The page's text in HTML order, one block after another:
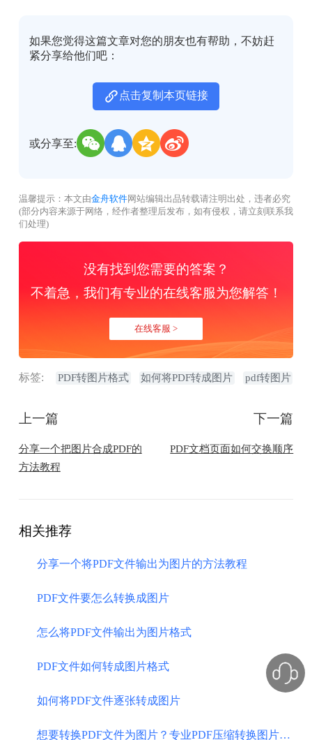
如果您觉得这篇文章对您的朋友也有帮助，不妨赶
紧分享给他们吧：
点击复制本页链接
或分享至:
温馨提示：本文由金舟软件网站编辑出品转载请注明出处，违者必究
(部分内容来源于网络，经作者整理后发布，如有侵权，请立刻联系我
们处理)
没有找到您需要的答案？
不着急，我们有专业的在线客服为您解答！
在线客服 >
标签: PDF转图片格式 如何将PDF转成图片 pdf转图片
上一篇
分享一个把图片合成PDF的
方法教程
下一篇
PDF文档页面如何交换顺序
相关推荐
分享一个将PDF文件输出为图片的方法教程
PDF文件要怎么转换成图片
怎么将PDF文件输出为图片格式
PDF文件如何转成图片格式
如何将PDF文件逐张转成图片
​想要转换PDF文件为图片？专业PDF压缩转换图片工具来助你